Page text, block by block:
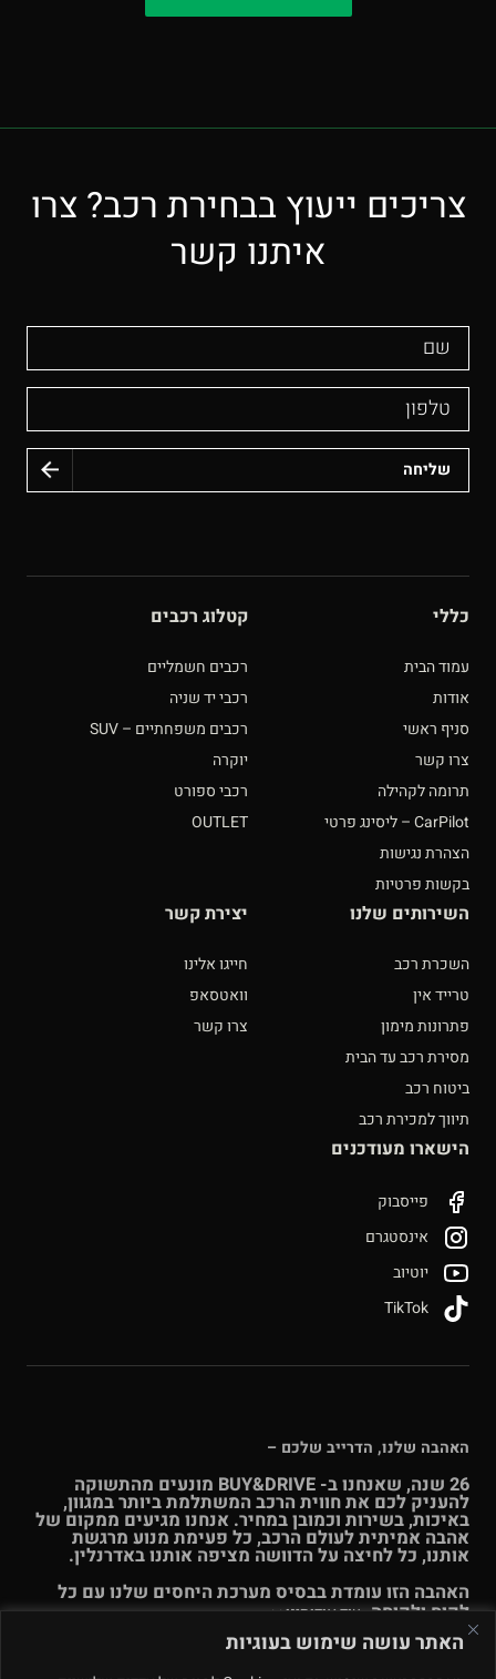
האתר עושה שימוש בעוגיות
צריכים ייעוץ בבחירת רכב? צרו
איתנו קשר
כללי
עמוד הבית
אודות
סניף ראשי
צרו קשר
תרומה לקהילה
CarPilot – ליסינג פרטי
הצהרת נגישות
בקשות פרטיות
קטלוג רכבים
רכבים חשמליים
רכבי יד שניה
רכבים משפחתיים – SUV
יוקרה
רכבי ספורט
OUTLET
השירותים שלנו
השכרת רכב
טרייד אין
פתרונות מימון
מסירת רכב עד הבית
ביטוח רכב
תיווך למכירת רכב
יצירת קשר
חייגו אלינו
וואטסאפ
צרו קשר
הישארו מעודכנים
פייסבוק
אינסטגרם
יוטיוב
האהבה שלנו, הדרייב שלכם –
26 שנה, שאנחנו ב- BUY&DRIVE מונעים מהתשוקה
להעניק לכם את חווית הרכב המשתלמת ביותר במגוון,
באיכות, בשירות וכמובן במחיר. אנחנו מגיעים ממקום של
אהבה אמיתית לעולם הרכב, כל פעימת מנוע מרגשת
אותנו, כל לחיצה על הדוושה מציפה אותנו באדרנלין.
האהבה הזו עומדת בבסיס מערכת היחסים שלנו עם כל
לקוח ולקוחה.עוד אודותינו >>